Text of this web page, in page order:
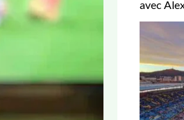
avec
m
:
d
u
r